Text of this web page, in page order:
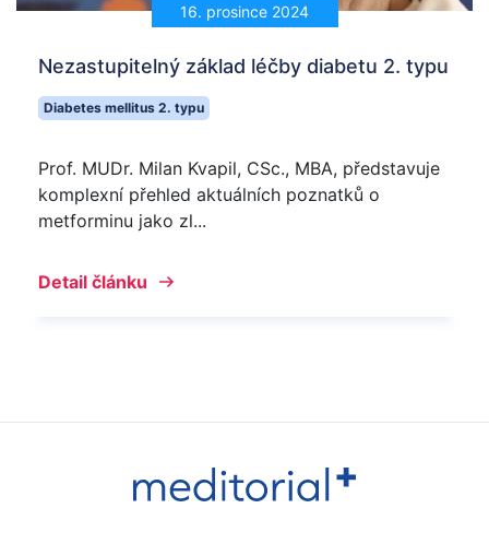
16. prosince 2024
Nezastupitelný základ léčby diabetu 2. typu
Diabetes mellitus 2. typu
Prof. MUDr. Milan Kvapil, CSc., MBA, představuje
komplexní přehled aktuálních poznatků o
metforminu jako zl...
Detail článku